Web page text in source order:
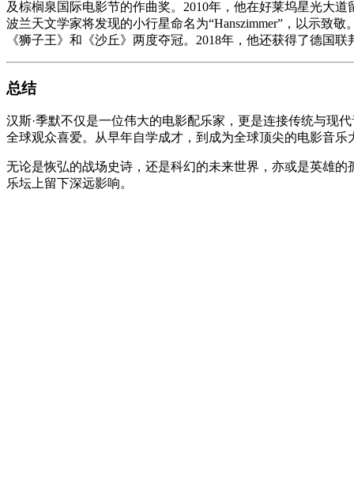
及棕榈泉国际电影节的作曲奖。2010年，他在好莱坞星光大
波兰天文学家将发现的小行星命名为“Hanszimmer”，以示致
《狮子王》和《沙丘》两度夺冠。2018年，他还获得了德国
总结
汉斯·季默不仅是一位伟大的电影配乐家，更是连接传统与现
全球观众喜爱。从早年自学成才，到成为全球顶尖的电影音
无论是恢弘的战场史诗，还是科幻的未来世界，亦或是英雄
乐坛上留下深远影响。